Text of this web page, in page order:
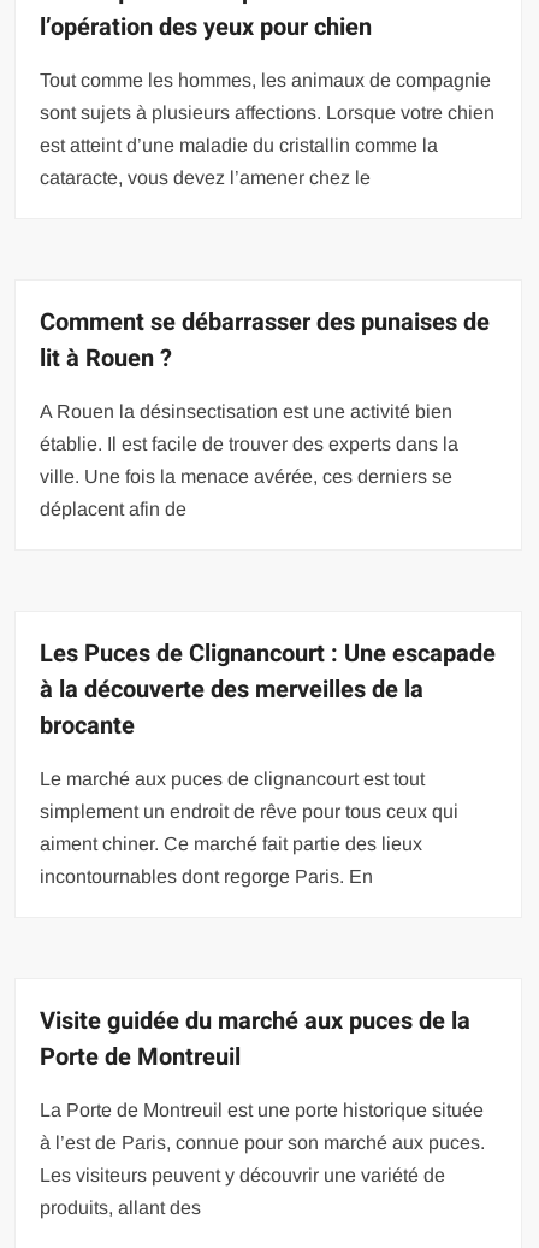
l’opération des yeux pour chien
Tout comme les hommes, les animaux de compagnie
sont sujets à plusieurs affections. Lorsque votre chien
est atteint d’une maladie du cristallin comme la
cataracte, vous devez l’amener chez le
Comment se débarrasser des punaises de
lit à Rouen ?
A Rouen la désinsectisation est une activité bien
établie. Il est facile de trouver des experts dans la
ville. Une fois la menace avérée, ces derniers se
déplacent afin de
Les Puces de Clignancourt : Une escapade
à la découverte des merveilles de la
brocante
Le marché aux puces de clignancourt est tout
simplement un endroit de rêve pour tous ceux qui
aiment chiner. Ce marché fait partie des lieux
incontournables dont regorge Paris. En
Visite guidée du marché aux puces de la
Porte de Montreuil
La Porte de Montreuil est une porte historique située
à l’est de Paris, connue pour son marché aux puces.
Les visiteurs peuvent y découvrir une variété de
produits, allant des